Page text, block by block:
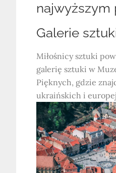
najwyższym
Galerie
Miłośnicy sztuki
galerię sztuki w
Pięknych, gdzie
ukraińskich i